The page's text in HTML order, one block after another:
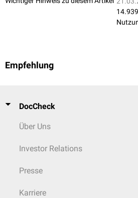
Empfehlung
DocCheck
Über Uns
Investor Relations
Presse
Karriere